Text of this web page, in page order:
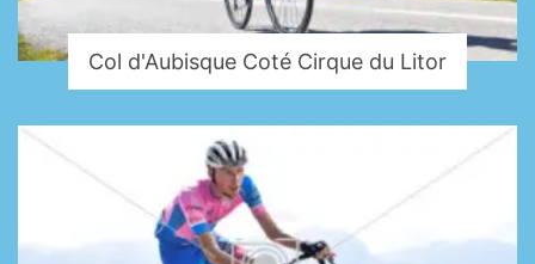
Col d'Aubisque Coté Cirque du Litor